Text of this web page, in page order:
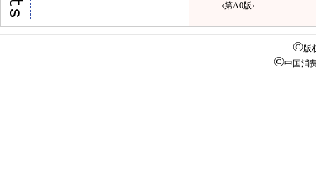
‹第A0版›
©版
©中国消